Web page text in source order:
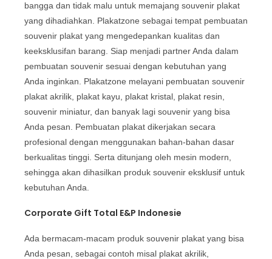
bangga dan tidak malu untuk memajang souvenir plakat
yang dihadiahkan. Plakatzone sebagai tempat pembuatan
souvenir plakat yang mengedepankan kualitas dan
keeksklusifan barang. Siap menjadi partner Anda dalam
pembuatan souvenir sesuai dengan kebutuhan yang
Anda inginkan. Plakatzone melayani pembuatan souvenir
plakat akrilik, plakat kayu, plakat kristal, plakat resin,
souvenir miniatur, dan banyak lagi souvenir yang bisa
Anda pesan. Pembuatan plakat dikerjakan secara
profesional dengan menggunakan bahan-bahan dasar
berkualitas tinggi. Serta ditunjang oleh mesin modern,
sehingga akan dihasilkan produk souvenir eksklusif untuk
kebutuhan Anda.
Corporate Gift Total E&P Indonesie
Ada bermacam-macam produk souvenir plakat yang bisa
Anda pesan, sebagai contoh misal plakat akrilik,